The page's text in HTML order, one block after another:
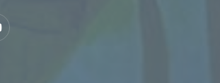
Youtube